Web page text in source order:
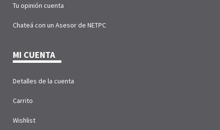
Tu opinión cuenta
Chateá con un Asesor de NETPC
MI CUENTA
Detalles de la cuenta
Carrito
Wishlist